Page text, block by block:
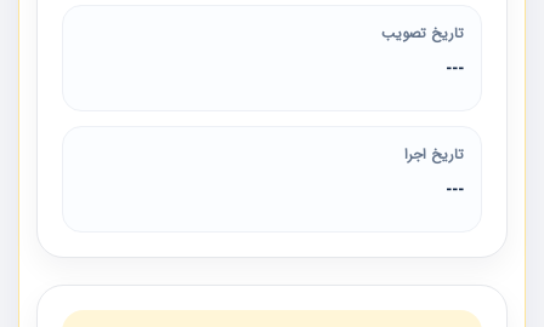
تاریخ تصویب
---
تاریخ اجرا
---